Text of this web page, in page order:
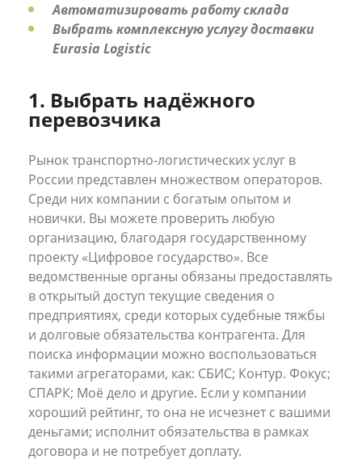
Автоматизировать работу склада
Выбрать комплексную услугу доставки
Eurasia Logistic
1. Выбрать надёжного
перевозчика
Рынок транспортно-логистических услуг в
России представлен множеством операторов.
Среди них компании с богатым опытом и
новички. Вы можете проверить любую
организацию, благодаря государственному
проекту «Цифровое государство». Все
ведомственные органы обязаны предоставлять
в открытый доступ текущие сведения о
предприятиях, среди которых судебные тяжбы
и долговые обязательства контрагента. Для
поиска информации можно воспользоваться
такими агрегаторами, как: СБИС; Контур. Фокус;
СПАРК; Моё дело и другие. Если у компании
хороший рейтинг, то она не исчезнет с вашими
деньгами; исполнит обязательства в рамках
договора и не потребует доплату.